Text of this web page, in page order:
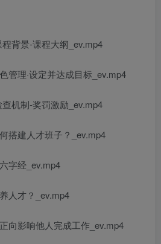
背景-课程大纲_ev.mp4
管理·设定并达成目标_ev.mp4
机制-奖罚激励_ev.mp4
搭建人才班子？_ev.mp4
字经_ev.mp4
人才？_ev.mp4
向影响他人完成工作_ev.mp4